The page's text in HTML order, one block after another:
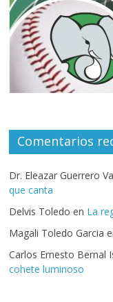
Comentarios
Dr. Eleazar Guerrero
que canta
Delvis Toledo en La
Magali Toledo Garcia
Carlos Ernesto Bernal
cohete luminoso